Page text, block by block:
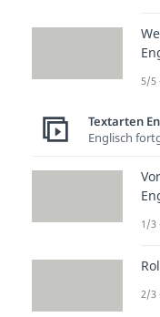
5/5
Textarten
Englisch
1/3
2/3